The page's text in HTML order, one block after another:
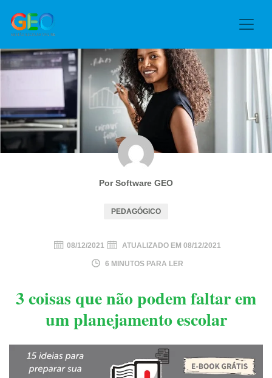
Por Software GEO
PEDAGÓGICO
08/12/2021 ATUALIZADO EM 08/12/2021
6 MINUTOS PARA LER
3 coisas que não podem faltar em
um planejamento escolar